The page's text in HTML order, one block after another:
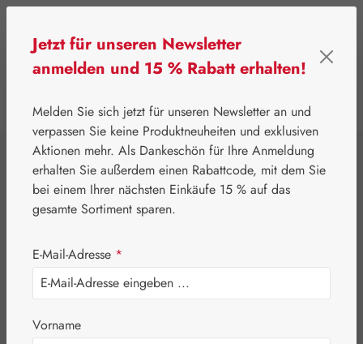
⌂ Gall Pharma Gall Exklusiv
Valpetrin® Kapseln
Bildergalerie überspringen
Jetzt für unseren Newsletter
anmelden und 15 % Rabatt erhalten!
Melden Sie sich jetzt für unseren Newsletter an und
verpassen Sie keine Produktneuheiten und exklusiven
Aktionen mehr. Als Dankeschön für Ihre Anmeldung
erhalten Sie außerdem einen Rabattcode, mit dem Sie
bei einem Ihrer nächsten Einkäufe 15 % auf das
gesamte Sortiment sparen.
E-Mail-Adresse *
Vorname